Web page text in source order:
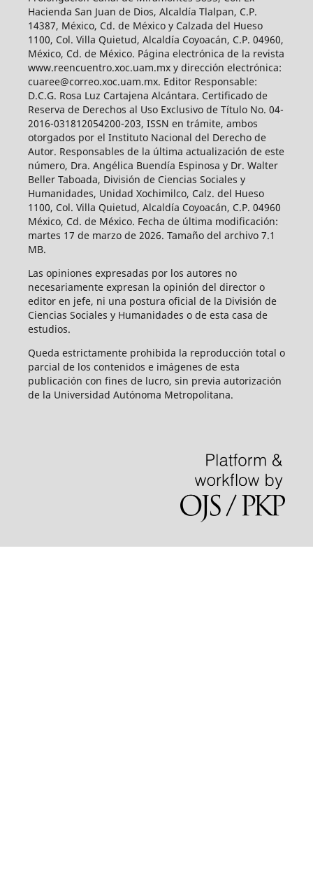
Hacienda San Juan de Dios, Alcaldía Tlalpan, C.P.
14387, México, Cd. de México y Calzada del Hueso
1100, Col. Villa Quietud, Alcaldía Coyoacán, C.P. 04960,
México, Cd. de México. Página electrónica de la revista
www.reencuentro.xoc.uam.mx y dirección electrónica:
cuaree@correo.xoc.uam.mx. Editor Responsable:
D.C.G. Rosa Luz Cartajena Alcántara. Certificado de
Reserva de Derechos al Uso Exclusivo de Título No. 04-
2016-031812054200-203, ISSN en trámite, ambos
otorgados por el Instituto Nacional del Derecho de
Autor. Responsables de la última actualización de este
número, Dra. Angélica Buendía Espinosa y Dr. Walter
Beller Taboada, División de Ciencias Sociales y
Humanidades, Unidad Xochimilco, Calz. del Hueso
1100, Col. Villa Quietud, Alcaldía Coyoacán, C.P. 04960
México, Cd. de México. Fecha de última modificación:
martes 17 de marzo de 2026. Tamaño del archivo 7.1
MB.
Las opiniones expresadas por los autores no
necesariamente expresan la opinión del director o
editor en jefe, ni una postura oficial de la División de
Ciencias Sociales y Humanidades o de esta casa de
estudios.
Queda estrictamente prohibida la reproducción total o
parcial de los contenidos e imágenes de esta
publicación con fines de lucro, sin previa autorización
de la Universidad Autónoma Metropolitana.